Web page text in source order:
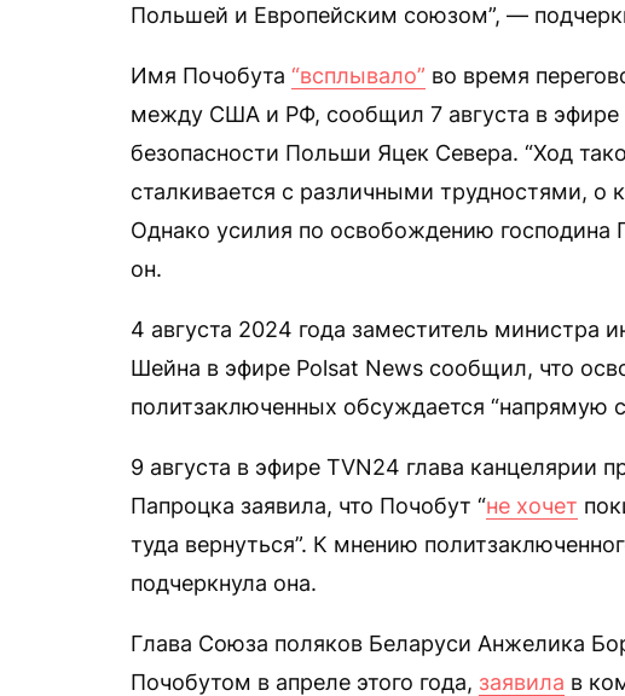
Польшей и Европейским союзом”, —
Имя Почобута “всплывало” во время
между США и РФ, сообщил 7 августа в эфире
безопасности Польши Яцек Севера. “Ход
сталкивается с различными трудностями, о
Однако усилия по освобождению господина
он.
4 августа 2024 года заместитель
Шейна в эфире Polsat News сообщил, что
политзаключенных обсуждается “напрямую
9 августа в эфире TVN24 глава канцелярии
Папроцка заявила, что Почобут “не хочет
туда вернуться”. К мнению
подчеркнула она.
Глава Союза поляков Беларуси Анжелика
Почобутом в апреле этого года, заявила в